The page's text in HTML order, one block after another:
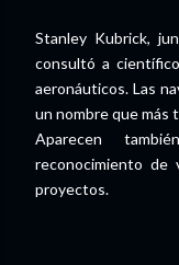
Stanley Kubrick,
consultó a
aeronáuticos. Las
un nombre que más
Aparecen
reconocimiento de
proyectos.